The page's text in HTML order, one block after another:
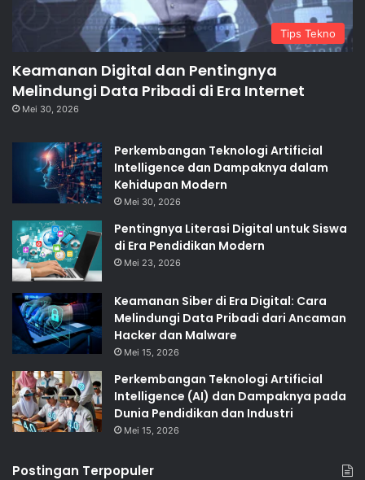
Tips Tekno
Keamanan Digital dan Pentingnya
Melindungi Data Pribadi di Era Internet
Mei 30, 2026
Perkembangan Teknologi Artificial
Intelligence dan Dampaknya dalam
Kehidupan Modern
Mei 30, 2026
Pentingnya Literasi Digital untuk Siswa
di Era Pendidikan Modern
Mei 23, 2026
Keamanan Siber di Era Digital: Cara
Melindungi Data Pribadi dari Ancaman
Hacker dan Malware
Mei 15, 2026
Perkembangan Teknologi Artificial
Intelligence (AI) dan Dampaknya pada
Dunia Pendidikan dan Industri
Mei 15, 2026
Postingan Terpopuler